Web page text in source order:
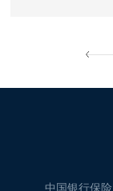
中国银行保